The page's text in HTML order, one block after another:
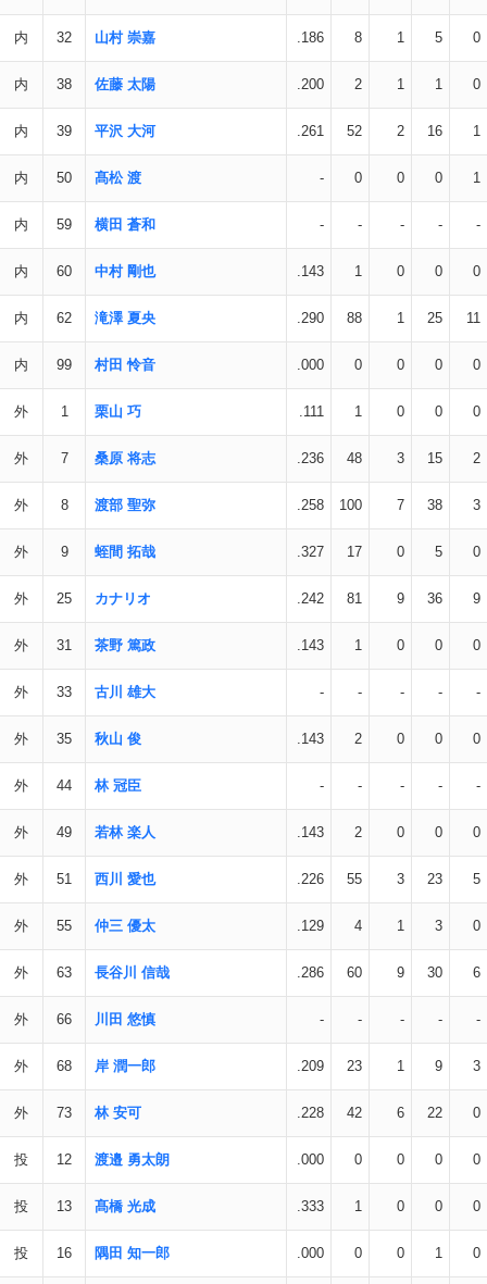
内 32 山村 崇嘉 .186 8 1 5 0
内 38 佐藤 太陽 .200 2 1 1 0
内 39 平沢 大河 .261 52 2 16 1
内 50 髙松 渡 - 0 0 0 1
内 59 横田 蒼和 - - - - -
内 60 中村 剛也 .143 1 0 0 0
内 62 滝澤 夏央 .290 88 1 25 11
内 99 村田 怜音 .000 0 0 0 0
外 1 栗山 巧 .111 1 0 0 0
外 7 桑原 将志 .236 48 3 15 2
外 8 渡部 聖弥 .258 100 7 38 3
外 9 蛭間 拓哉 .327 17 0 5 0
外 25 カナリオ .242 81 9 36 9
外 31 茶野 篤政 .143 1 0 0 0
外 33 古川 雄大 - - - - -
外 35 秋山 俊 .143 2 0 0 0
外 44 林 冠臣 - - - - -
外 49 若林 楽人 .143 2 0 0 0
外 51 西川 愛也 .226 55 3 23 5
外 55 仲三 優太 .129 4 1 3 0
外 63 長谷川 信哉 .286 60 9 30 6
外 66 川田 悠慎 - - - - -
外 68 岸 潤一郎 .209 23 1 9 3
外 73 林 安可 .228 42 6 22 0
投 12 渡邉 勇太朗 .000 0 0 0 0
投 13 髙橋 光成 .333 1 0 0 0
投 16 隅田 知一郎 .000 0 0 1 0